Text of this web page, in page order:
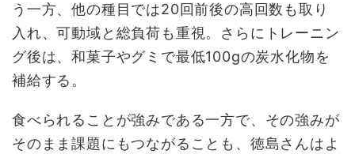
う一方、他の種目では20回前後の高回数も取り
入れ、可動域と総負荷も重視。さらにトレーニン
グ後は、和菓子やグミで最低100gの炭水化物を
補給する。
食べられることが強みである一方で、その強みが
そのまま課題にもつながることも、徳島さんはよ